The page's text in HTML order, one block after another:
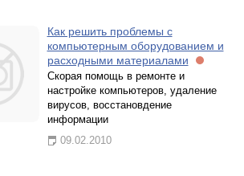
Как решить проблемы с
компьютерным оборудованием и
расходными материалами
Скорая помощь в ремонте и
настройке компьютеров, удаление
вирусов, восстановдение
информации
09.02.2010